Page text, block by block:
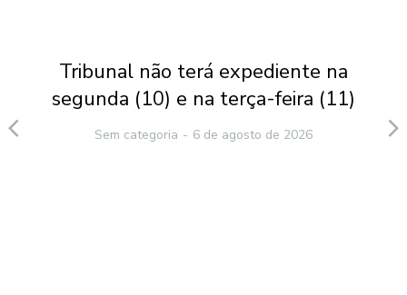
Tribunal não terá expediente na
segunda (10) e na terça-feira (11)
Sem categoria 6 de agosto de 2026